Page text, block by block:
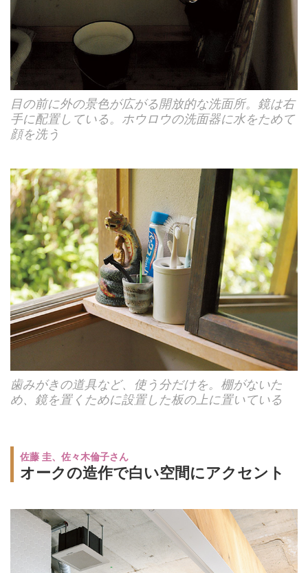
目の前に外の景色が広がる開放的な洗面所。鏡は右
手に配置している。ホウロウの洗面器に水をためて
顔を洗う
歯みがきの道具など、使う分だけを。棚がないた
め、鏡を置くために設置した板の上に置いている
佐藤 圭、佐々木倫子さん
オークの造作で白い空間にアクセント